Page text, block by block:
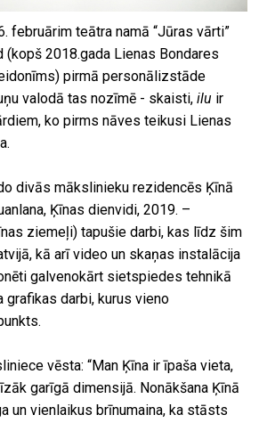
februārim teātra namā “Jūras vārti”
(kopš 2018.gada Lienas Bondares
pirmā personālizstāde
valodā tas nozīmē - skaisti,ilu ir
ko pirms nāves teikusi Lienas
divās mākslinieku rezidencēs Ķīnā
Ķīnas dienvidi, 2019. –
ziemeļi) tapušie darbi, kas līdz šim
kā arī video un skaņas instalācija
galvenokārt sietspiedes tehnikā
grafikas darbi, kurus vieno
vēsta: “Man Ķīna ir īpaša vieta,
garīgā dimensijā. Nonākšana Ķīnā
un vienlaikus brīnumaina, ka stāsts